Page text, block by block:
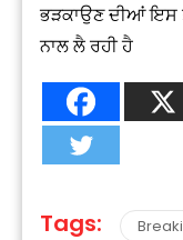
ਭੜਕਾਉਣ ਦੀਆਂ ਇਸ
ਨਾਲ ਲੈ ਰਹੀ ਹੈ
Tags: